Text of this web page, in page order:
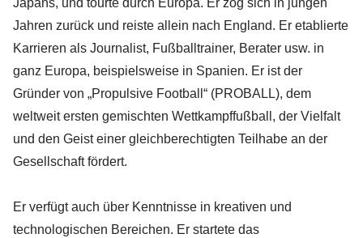
Jahren zurück und reiste allein nach England. Er etablierte
Karrieren als Journalist, Fußballtrainer, Berater usw. in
ganz Europa, beispielsweise in Spanien. Er ist der
Gründer von „Propulsive Football“ (PROBALL), dem
weltweit ersten gemischten Wettkampffußball, der Vielfalt
und den Geist einer gleichberechtigten Teilhabe an der
Gesellschaft fördert.
Er verfügt auch über Kenntnisse in kreativen und
technologischen Bereichen. Er startete das